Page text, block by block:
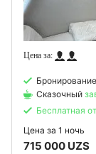
Сказочный
Бесплатная
Цена за 1 ночь
715 000 UZS